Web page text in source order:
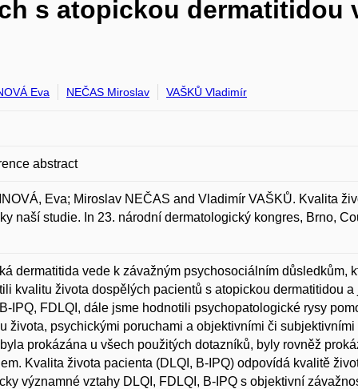
s atopickou dermatitidou
Eva NEČAS Miroslav VAŠKŮ Vladimír
abstract
Eva; Miroslav NEČAS and Vladimír VAŠKŮ. Kvalita
naší studie. In 23. národní dermatologický kongres, Brno,
dermatitida vede k závažným psychosociálním důsledkům,
kvalitu života dospělých pacientů s atopickou dermatitidou
IPQ, FDLQI, dále jsme hodnotili psychopatologické rysy
života, psychickými poruchami a objektivními či
prokázána u všech použitých dotazníků, byly rovněž
Kvalita života pacienta (DLQI, B-IPQ) odpovídá kvalitě
významné vztahy DLQI, FDLQI, B-IPQ s objektivní